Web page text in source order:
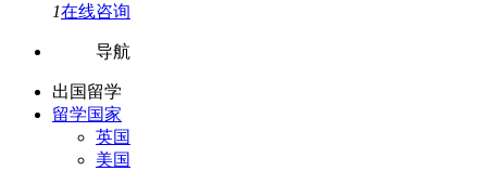
1在线咨询
导航
出国留学
留学国家
英国
美国